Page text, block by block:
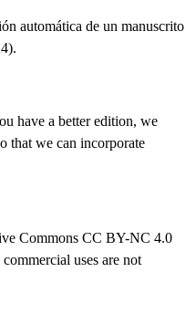
automática de un manuscrito
have a better edition, we
that we can incorporate
Commons CC BY-NC 4.0
uses are not